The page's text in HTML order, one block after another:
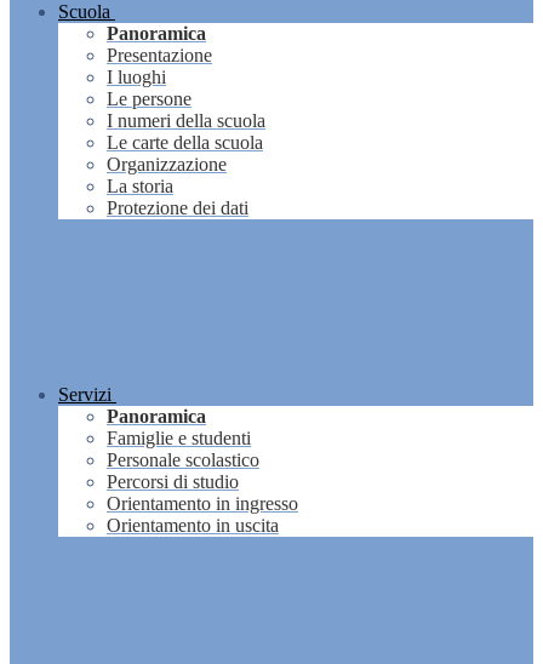
Scuola
Panoramica
Presentazione
I luoghi
Le persone
I numeri della scuola
Le carte della scuola
Organizzazione
La storia
Protezione dei dati
Servizi
Panoramica
Famiglie e studenti
Personale scolastico
Percorsi di studio
Orientamento in ingresso
Orientamento in uscita